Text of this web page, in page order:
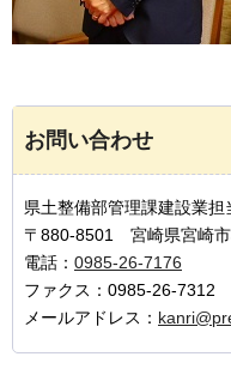
お問い合わせ
県土整備部管理課建設業担
〒880-8501 宮崎県宮崎
電話： 0985-26-7176
ファクス：0985-26-7312
メールアドレス：